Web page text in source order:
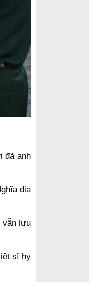
đã anh
địa
vẫn lưu
sĩ hy